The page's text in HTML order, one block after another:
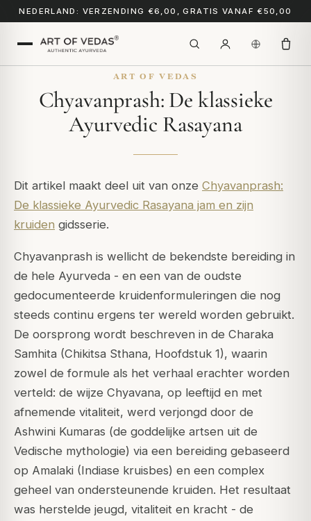
NEDERLAND: VERZENDING €6,00, GRATIS VANAF €50,00
ART OF VEDAS
Chyavanprash: De klassieke
Ayurvedic Rasayana
Dit artikel maakt deel uit van onze Chyavanprash:
De klassieke Ayurvedic Rasayana jam en zijn
kruiden gidsserie.
Chyavanprash is wellicht de bekendste bereiding in
de hele Ayurveda - en een van de oudste
gedocumenteerde kruidenformuleringen die nog
steeds continu ergens ter wereld worden gebruikt.
De oorsprong wordt beschreven in de Charaka
Samhita (Chikitsa Sthana, Hoofdstuk 1), waarin
zowel de formule als het verhaal erachter worden
verteld: de wijze Chyavana, op leeftijd en met
afnemende vitaliteit, werd verjongd door de
Ashwini Kumaras (de goddelijke artsen uit de
Vedische mythologie) via een bereiding gebaseerd
op Amalaki (Indiase kruisbes) en een complex
geheel van ondersteunende kruiden. Het resultaat
was herstelde jeugd, vitaliteit en kracht - de